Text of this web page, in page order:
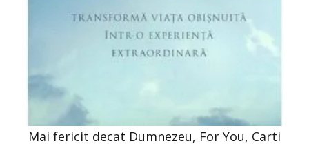
Mai fericit decat Dumnezeu, For You, Carti